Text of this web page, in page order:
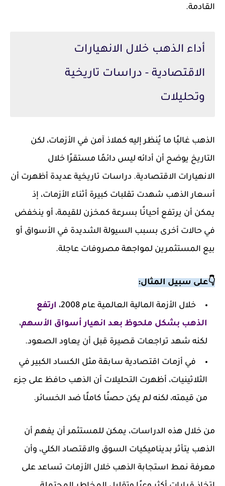
القادمة.
أداء الذهب خلال الانهيارات
الاقتصادية - دراسات تاريخية
وتحليلات
الذهب غالبًا ما يُنظر إليه كملاذ آمن في الأزمات، لكن
التاريخ يوضح أن أدائه ليس دائمًا مستقرًا خلال
الانهيارات الاقتصادية. دراسات تاريخية عديدة أظهرت أن
أسعار الذهب شهدت تقلبات كبيرة أثناء الأزمات، إذ
يمكن أن يرتفع أحيانًا بسرعة كمخزن للقيمة، أو ينخفض
في حالات أخرى بسبب السيولة الشديدة في الأسواق أو
بيع المستثمرين لمواجهة مصروفات عاجلة.
👇على سبيل المثال:
خلال الأزمة المالية العالمية عام 2008،
ارتفع
الذهب بشكل ملحوظ بعد انهيار أسواق الأسهم،
لكنه شهد تراجعات قصيرة قبل أن يعاود الصعود.
في أزمات اقتصادية سابقة مثل الكساد الكبير في
الثلاثينيات، أظهرت التحليلات أن الذهب حافظ على جزء
من قيمته، لكنه لم يكن حصنًا كاملًا ضد الخسائر.
من خلال هذه الدراسات، يمكن للمستثمر أن يفهم أن
الذهب يتأثر بديناميكيات السوق والاقتصاد الكلي، وأن
معرفة نمط استجابة الذهب خلال الأزمات تساعد على